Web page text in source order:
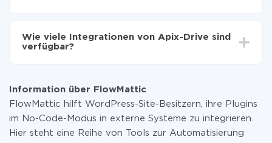
zahlen nur für die Datenmenge, die über unseren
Service von einem System auf ein anderes übertragen
Weitere Informationen zuTarifen
Wie viele Integrationen von Apix-Drive sind
verfügbar?
Information über FlowMattic
FlowMattic hilft WordPress-Site-Besitzern, ihre Plugins
im No-Code-Modus in externe Systeme zu integrieren.
Hier steht eine Reihe von Tools zur Automatisierung